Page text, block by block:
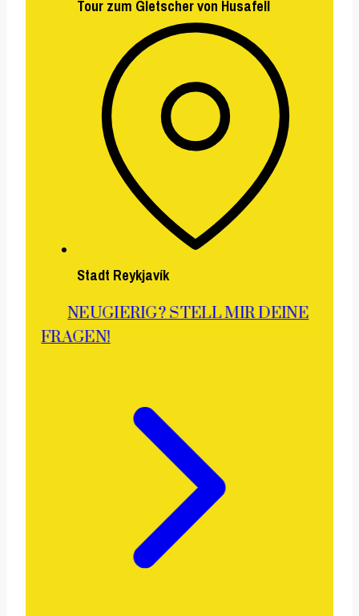
Tour zum Gletscher von Husafell
Stadt Reykjavík
NEUGIERIG? STELL MIR DEINE
FRAGEN!